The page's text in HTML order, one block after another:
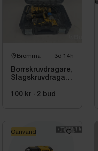
Bromma 3d 14h
Borrskruvdragare,
Slagskruvdragare
DeWalt
100 kr · 2 bud
Oanvänd